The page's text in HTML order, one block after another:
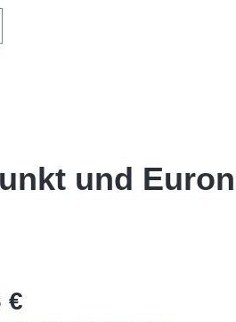
und
€